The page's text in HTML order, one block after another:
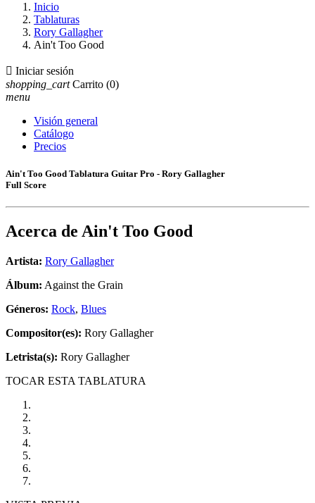
Inicio
Tablaturas
Rory Gallagher
Ain't Too Good
 Iniciar sesión
shopping_cart Carrito (0)
menu
Visión general
Catálogo
Precios
Ain't Too Good Tablatura Guitar Pro - Rory Gallagher
Full Score
Acerca de Ain't Too Good
Artista: Rory Gallagher
Álbum: Against the Grain
Géneros: Rock, Blues
Compositor(es): Rory Gallagher
Letrista(s): Rory Gallagher
TOCAR ESTA TABLATURA